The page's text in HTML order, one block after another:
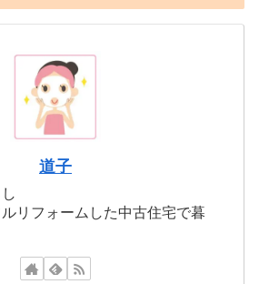
道子
リフォームした中古住宅で暮